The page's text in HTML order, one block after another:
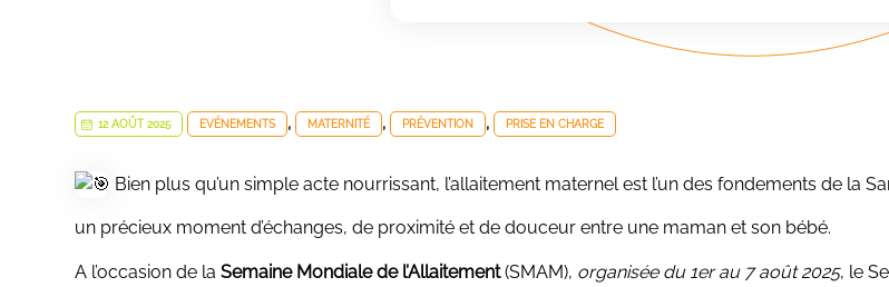
12 AOÛT 2025 EVÉNEMENTS , MATERNITÉ , PRÉVENTION , PRISE EN CHARGE
Bien plus qu’un simple acte nourrissant, l’allaitement maternel est l’un des fondements de la
un précieux moment d’échanges, de proximité et de douceur entre une maman et son bébé.
A l’occasion de laSemaine Mondiale de l’Allaitement(SMAM), organisée du 1er au 7 août 2025, le